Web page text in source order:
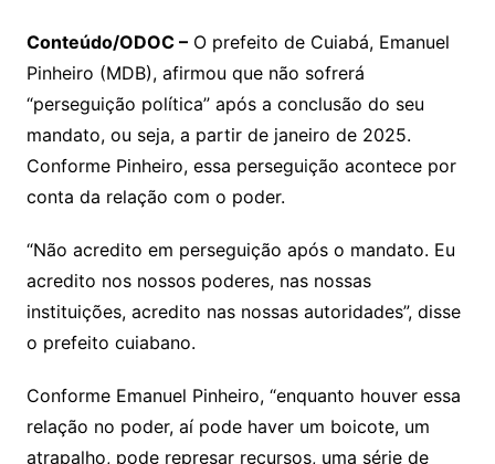
p
y
Li
n
k
at
s
A
p
p
e
gr
a
m
er t
k
e
dI
n
l
gl
Cl
a
s
o
o
m
s
s
a
g
e
lo
o
k.
c
o
y
p
e
h
o
o
M
ai
e
a
d
s
ai
l
ar
e
Conteúdo/ODOC –O prefeito de Cuiabá, Emanuel
Pinheiro (MDB), afirmou que não sofrerá
“perseguição política” após a conclusão do seu
mandato, ou seja, a partir de janeiro de 2025.
Conforme Pinheiro, essa perseguição acontece por
conta da relação com o poder.
“Não acredito em perseguição após o mandato. Eu
acredito nos nossos poderes, nas nossas
instituições, acredito nas nossas autoridades”, disse
o prefeito cuiabano.
Conforme Emanuel Pinheiro, “enquanto houver essa
relação no poder, aí pode haver um boicote, um
atrapalho, pode represar recursos, uma série de